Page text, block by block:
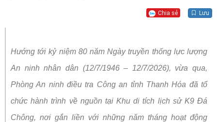
Chia sẻ Lưu
Hướng tới kỷ niệm 80 năm Ngày truyền thống lực lượng
An ninh nhân dân (12/7/1946 – 12/7/2026), vừa qua,
Phòng An ninh điều tra Công an tỉnh Thanh Hóa đã tổ
chức hành trình về nguồn tại Khu di tích lịch sử K9 Đá
Chông, nơi gắn liền với những năm tháng hoạt động